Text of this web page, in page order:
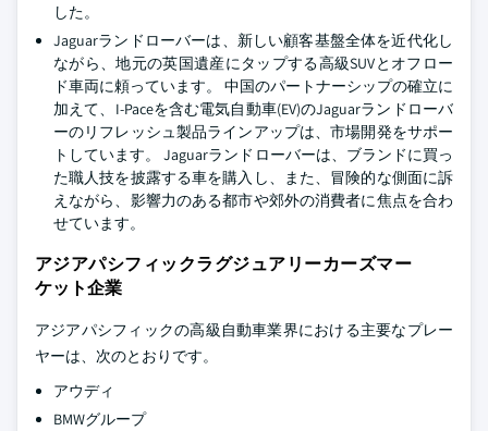
した。
Jaguarランドローバーは、新しい顧客基盤全体を近代化し
ながら、地元の英国遺産にタップする高級SUVとオフロー
ド車両に頼っています。 中国のパートナーシップの確立に
加えて、I-Paceを含む電気自動車(EV)のJaguarランドローバ
ーのリフレッシュ製品ラインアップは、市場開発をサポー
トしています。 Jaguarランドローバーは、ブランドに買っ
た職人技を披露する車を購入し、また、冒険的な側面に訴
えながら、影響力のある都市や郊外の消費者に焦点を合わ
せています。
アジアパシフィックラグジュアリーカーズマー
ケット企業
アジアパシフィックの高級自動車業界における主要なプレー
ヤーは、次のとおりです。
アウディ
BMWグループ